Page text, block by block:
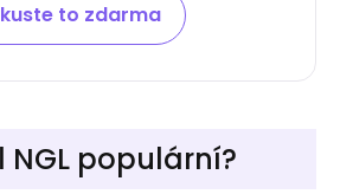
to zdarma
NGL populární?